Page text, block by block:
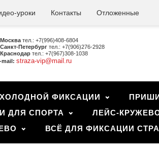
уроки Контакты Отложенные
тел.: +7(996)408-6804
Петербург тел.: +7(906)276-2928
тел.: +7(967)308-1038
mail: straza-vip@mail.ru
ФИКСАЦИИ
ДЛЯ СПОРТА ЛЕЙС-
ВСЁ ДЛЯ ФИКСАЦИИ